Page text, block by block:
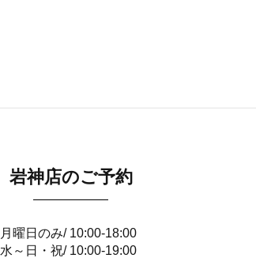
岩神店のご予約
月曜日のみ/ 10:00-18:00
水～日・祝/ 10:00-19:00